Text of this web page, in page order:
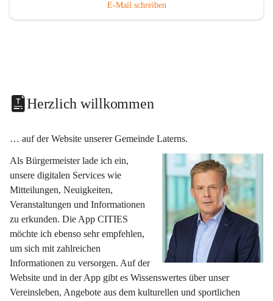
E-Mail schreiben
Herzlich willkommen
… auf der Website unserer Gemeinde Laterns.
Als Bürgermeister lade ich ein,
unsere digitalen Services wie
Mitteilungen, Neuigkeiten,
Veranstaltungen und Informationen
zu erkunden. Die App CITIES
möchte ich ebenso sehr empfehlen,
um sich mit zahlreichen
Informationen zu versorgen. Auf der
Website und in der App gibt es Wissenswertes über unser
Vereinsleben, Angebote aus dem kulturellen und sportlichen